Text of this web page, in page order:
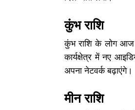
कुंभ राशि
कुंभ राशि के लोग आज
कार्यक्षेत्र में नए
अपना नेटवर्क बढ़ाएंगे।
मीन राशि